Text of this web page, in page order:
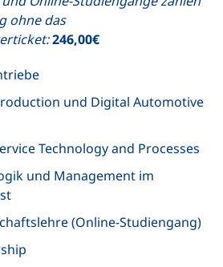
ohne das
246,00€
und Digital Automotive
Technology and Processes
und Management im
(Online-Studiengang)